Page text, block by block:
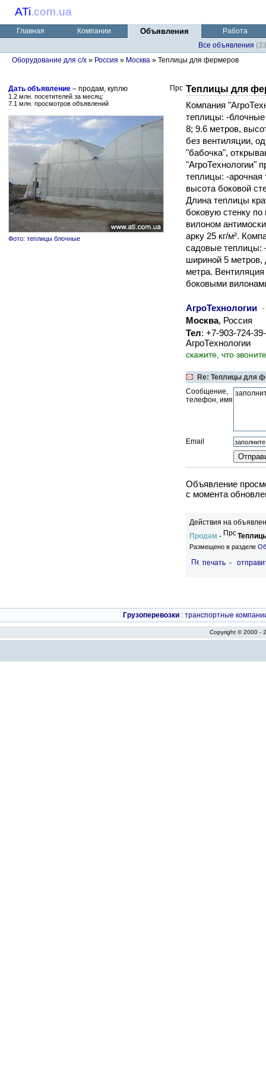
ATi.com.ua
Главная Компании Объявления
Работа
Все объявления
Оборудование для с/х » Россия » Москва » Теплицы для фермеров
Дать объявление – продам, куплю
1.2 млн. посетителей за месяц:
7.1 млн. просмотров объявлений
Фото: теплицы блочные
Теплицы для
Компания
теплицы: -
8; 9.6 метров,
без вентиляции,
"бабочка",
"АгроТехнологии"
теплицы: -арочная
высота боковой
Длина теплицы
боковую стенку
вилоном
арку 25 кг/м².
садовые теплицы:
шириной 5 метров,
метра.
боковыми
АгроТехнологии -
Москва, Россия
Тел: +7-903-724-
АгроТехнологии
скажите, что
Re: Теплицы для
Сообщение,
телефон, имя
Email
Объявление
c момента
Действия на
Продам -
Размещено в разделе
печать -
Грузоперевозки : транспортные
Copyright © 2000 -